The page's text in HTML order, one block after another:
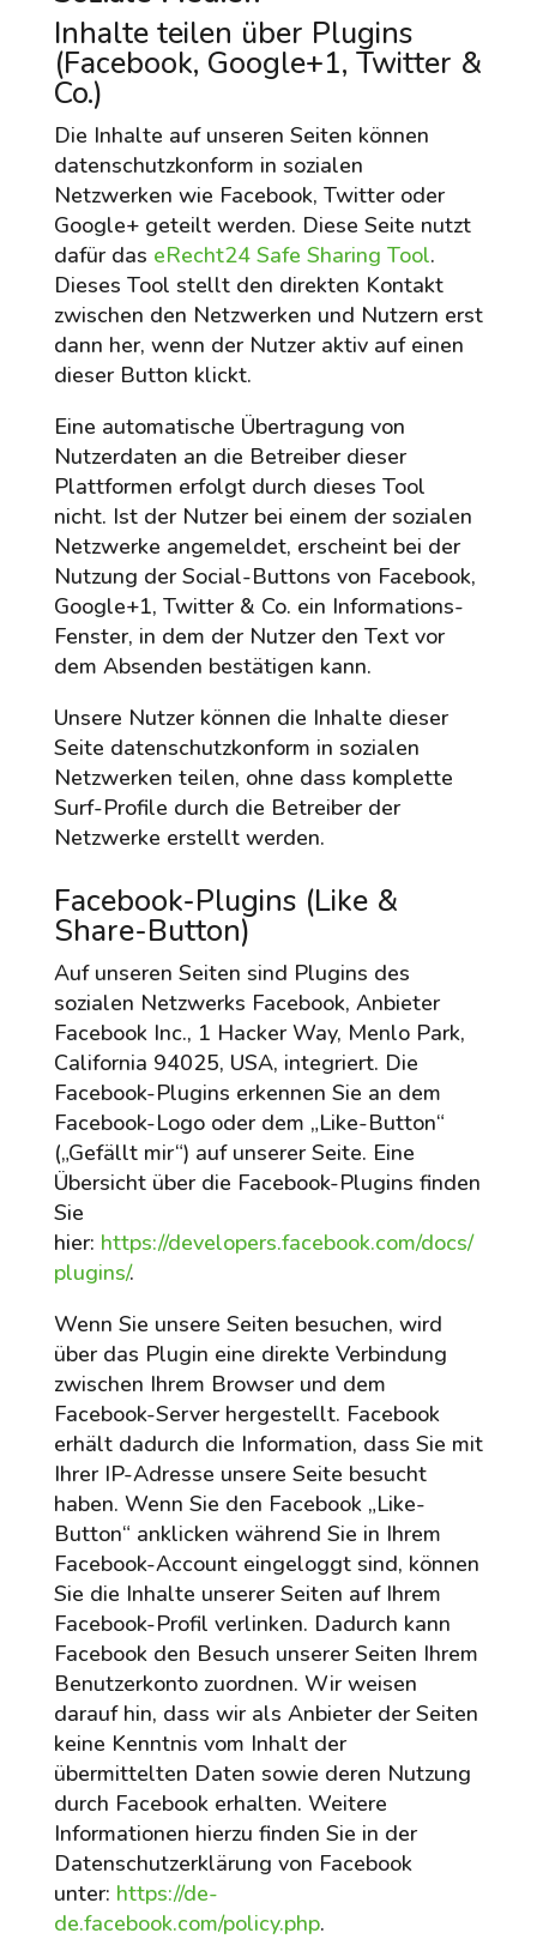
Inhalte teilen über Plugins
(Facebook, Google+1, Twitter &
Co.)
Die Inhalte auf unseren Seiten können
datenschutzkonform in sozialen
Netzwerken wie Facebook, Twitter oder
Google+ geteilt werden. Diese Seite nutzt
dafür das eRecht24 Safe Sharing Tool.
Dieses Tool stellt den direkten Kontakt
zwischen den Netzwerken und Nutzern erst
dann her, wenn der Nutzer aktiv auf einen
dieser Button klickt.
Eine automatische Übertragung von
Nutzerdaten an die Betreiber dieser
Plattformen erfolgt durch dieses Tool
nicht. Ist der Nutzer bei einem der sozialen
Netzwerke angemeldet, erscheint bei der
Nutzung der Social-Buttons von Facebook,
Google+1, Twitter & Co. ein Informations-
Fenster, in dem der Nutzer den Text vor
dem Absenden bestätigen kann.
Unsere Nutzer können die Inhalte dieser
Seite datenschutzkonform in sozialen
Netzwerken teilen, ohne dass komplette
Surf-Profile durch die Betreiber der
Netzwerke erstellt werden.
Facebook-Plugins (Like &
Share-Button)
Auf unseren Seiten sind Plugins des
sozialen Netzwerks Facebook, Anbieter
Facebook Inc., 1 Hacker Way, Menlo Park,
California 94025, USA, integriert. Die
Facebook-Plugins erkennen Sie an dem
Facebook-Logo oder dem „Like-Button“
(„Gefällt mir“) auf unserer Seite. Eine
Übersicht über die Facebook-Plugins finden
Sie
hier: https://developers.facebook.com/docs/
plugins/.
Wenn Sie unsere Seiten besuchen, wird
über das Plugin eine direkte Verbindung
zwischen Ihrem Browser und dem
Facebook-Server hergestellt. Facebook
erhält dadurch die Information, dass Sie mit
Ihrer IP-Adresse unsere Seite besucht
haben. Wenn Sie den Facebook „Like-
Button“ anklicken während Sie in Ihrem
Facebook-Account eingeloggt sind, können
Sie die Inhalte unserer Seiten auf Ihrem
Facebook-Profil verlinken. Dadurch kann
Facebook den Besuch unserer Seiten Ihrem
Benutzerkonto zuordnen. Wir weisen
darauf hin, dass wir als Anbieter der Seiten
keine Kenntnis vom Inhalt der
übermittelten Daten sowie deren Nutzung
durch Facebook erhalten. Weitere
Informationen hierzu finden Sie in der
Datenschutzerklärung von Facebook
unter: https://de-
de.facebook.com/policy.php.